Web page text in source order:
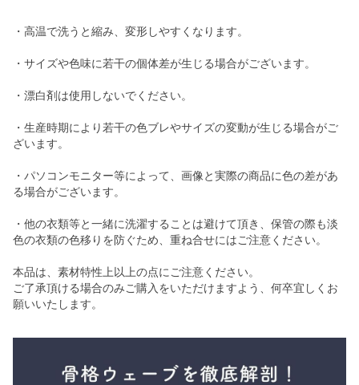
・高温で洗うと縮み、変形しやすくなります。
・サイズや色味に若干の個体差が生じる場合がございます。
・漂白剤は使用しないでください。
・生産時期により若干の色ブレやサイズの変動が生じる場合がご
ざいます。
・パソコンモニター等によって、画像と実際の商品に色の差があ
る場合がございます。
・他の衣類等と一緒に洗濯することは避けて頂き、保管の際も淡
色の衣類の色移りを防ぐため、重ね合せにはご注意ください。
本品は、素材特性上以上の点にご注意ください。
ご了承頂ける場合のみご購入をいただけますよう、何卒宜しくお
願いいたします。